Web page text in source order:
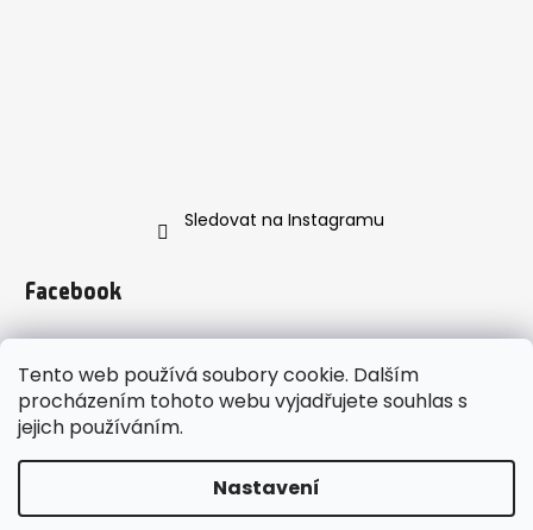
Tento web používá soubory cookie. Dalším
procházením tohoto webu vyjadřujete souhlas s
jejich používáním.
Nastavení
Sledovat na Instagramu
Facebook
https://www.instagram.com/enveroshop/
Vytvořil Shoptet